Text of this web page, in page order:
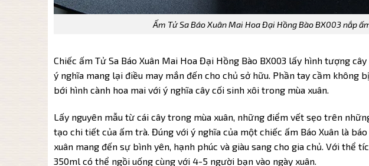
Ấm Tử Sa Báo Xuân Mai Hoa Đại Hồng Bào BX003 nắp
Chiếc ấm Tử Sa Báo Xuân Mai Hoa Đại Hồng Bào BX003 lấy hình tượng
ý nghĩa mang lại điều may mắn đến cho chủ sở hữu. Phần tay cầm không
bới hình cành hoa mai với ý nghĩa cây cối sinh xôi trong mùa xuân.
Lấy nguyên mẫu từ cái cây trong mùa xuân, những điểm vết sẹo trên
tạo chi tiết của ấm trà. Đúng với ý nghĩa của một chiếc ấm Báo Xuân là
xuân mang đến sự bình yên, hạnh phúc và giàu sang cho gia chủ. Với thể
350ml có thể ngồi uống cùng với 4-5 người bạn vào ngày xuân.